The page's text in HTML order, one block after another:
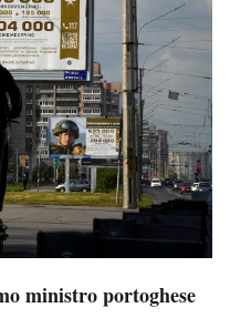
ministro portoghese